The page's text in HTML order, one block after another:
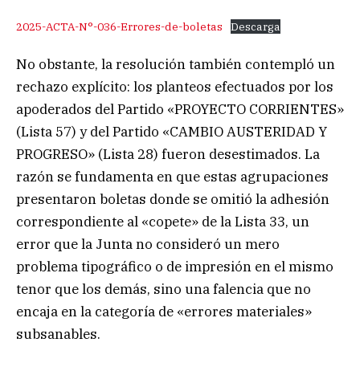
2025-ACTA-N°-036-Errores-de-boletas Descarga
No obstante, la resolución también contempló un
rechazo explícito: los planteos efectuados por los
apoderados del Partido «PROYECTO CORRIENTES»
(Lista 57) y del Partido «CAMBIO AUSTERIDAD Y
PROGRESO» (Lista 28) fueron desestimados. La
razón se fundamenta en que estas agrupaciones
presentaron boletas donde se omitió la adhesión
correspondiente al «copete» de la Lista 33, un
error que la Junta no consideró un mero
problema tipográfico o de impresión en el mismo
tenor que los demás, sino una falencia que no
encaja en la categoría de «errores materiales»
subsanables.